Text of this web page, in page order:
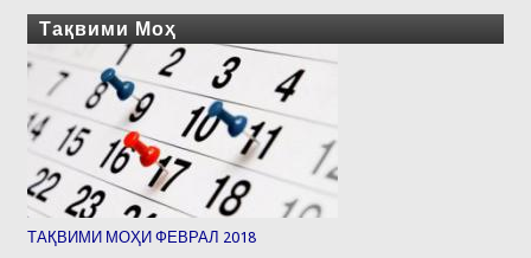
Тақвими Моҳ
ТАҚВИМИ МОҲИ ФЕВРАЛ 2018